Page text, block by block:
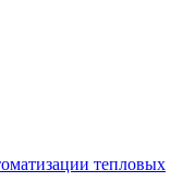
тепловых